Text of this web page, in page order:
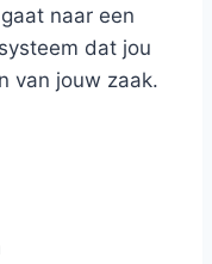
naar een
dat jou
van jouw zaak.